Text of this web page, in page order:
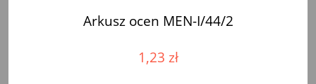
Arkusz ocen MEN-I/44/2
1,23 zł